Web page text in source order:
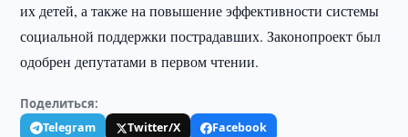
их детей, а также на повышение эффективности системы
социальной поддержки пострадавших. Законопроект был
одобрен депутатами в первом чтении.
Поделиться:
Telegram Twitter/X
Facebook